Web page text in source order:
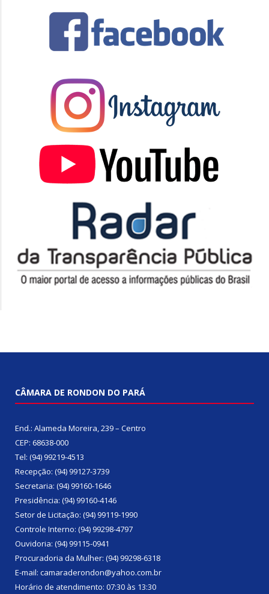
CÂMARA DE RONDON DO PARÁ
End.: Alameda Moreira, 239 – Centro
CEP: 68638-000
Tel: (94) 99219-4513
Recepção: (94) 99127-3739
Secretaria: (94) 99160-1646
Presidência: (94) 99160-4146
Setor de Licitação: (94) 99119-1990
Controle Interno: (94) 99298-4797
Ouvidoria: (94) 99115-0941
Procuradoria da Mulher: (94) 99298-6318
E-mail: camaraderondon@yahoo.com.br
Horário de atendimento: 07:30 às 13:30